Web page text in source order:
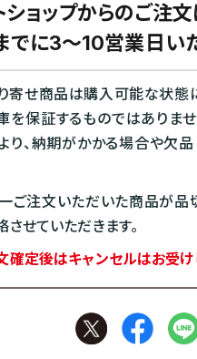
ショップからのご注
でに3～10営業日いた
寄せ商品は購入可能な状態
を保証するものではありま
り、納期がかかる場合や欠
ご注文いただいた商品が品
させていただきます。
定後はキャンセルはお受け